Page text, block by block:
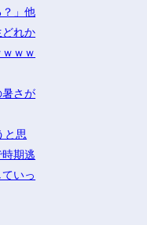
」他
どれか
ｗｗ
暑さが
と思
期逃
いっ